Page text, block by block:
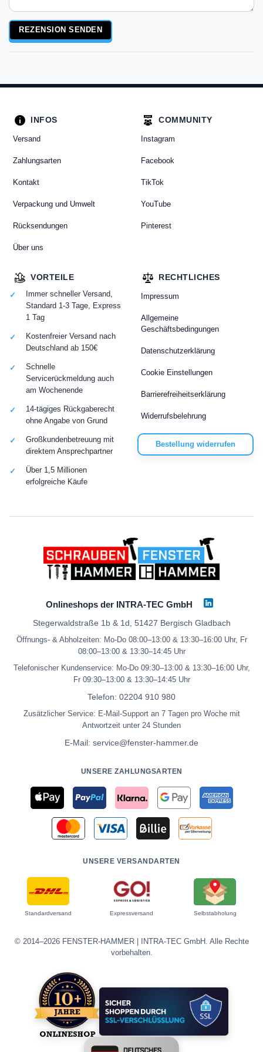
REZENSION SENDEN
INFOS
Versand
Zahlungsarten
Kontakt
Verpackung und Umwelt
Rücksendungen
Über uns
COMMUNITY
Instagram
Facebook
TikTok
YouTube
Pinterest
RECHTLICHES
Impressum
Allgemeine
Geschäftsbedingungen
Datenschutzerklärung
Cookie Einstellungen
Barrierefreiheitserklärung
Widerrufsbelehrung
Bestellung widerrufen
VORTEILE
Immer schneller Versand,
Standard 1-3 Tage, Express
1 Tag
Kostenfreier Versand nach
Deutschland ab 150€
Schnelle
Servicerückmeldung auch
am Wochenende
14-tägiges Rückgaberecht
ohne Angabe von Grund
Großkundenbetreuung mit
direktem Ansprechpartner
Über 1,5 Millionen
erfolgreiche Käufe
Onlineshops der INTRA-TEC GmbH
Stegerwaldstraße 1b & 1d, 51427 Bergisch Gladbach
Öffnungs- & Abholzeiten: Mo-Do 08:00–13:00 & 13:30–16:00 Uhr, Fr
08:00–13:00 & 13:30–14:45 Uhr
Telefonischer Kundenservice: Mo-Do 09:30–13:00 & 13:30–16:00 Uhr,
Fr 09:30–13:00 & 13:30–14:45 Uhr
Telefon: 02204 910 980
Zusätzlicher Service: E-Mail-Support an 7 Tagen pro Woche mit
Antwortzeit unter 24 Stunden
E-Mail: service@fenster-hammer.de
UNSERE ZAHLUNGSARTEN
UNSERE VERSANDARTEN
Standardversand Expressversand Selbstabholung
© 2014–2026 FENSTER-HAMMER | INTRA-TEC GmbH. Alle Rechte
vorbehalten.